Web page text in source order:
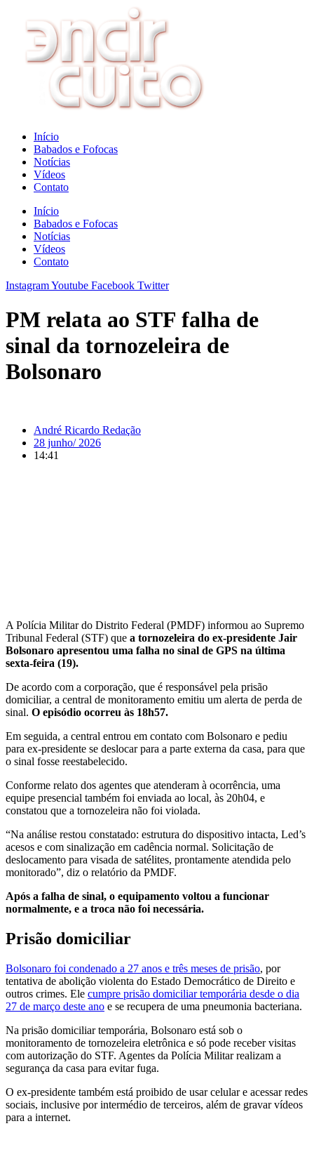
conteúdo
Início
Babados e Fofocas
Notícias
Vídeos
Contato
Início
Babados e Fofocas
Notícias
Vídeos
Contato
InstagramYoutube Facebook Twitter
PM relata ao STF falha de
sinal da tornozeleira de
Bolsonaro
André Ricardo Redação
28 junho/ 2026
14:41
A Polícia Militar do Distrito Federal (PMDF) informou ao Supremo
Tribunal Federal (STF) que a tornozeleira do ex-presidente Jair
Bolsonaro apresentou uma falha no sinal de GPS na última
sexta-feira (19).
De acordo com a corporação, que é responsável pela prisão
domiciliar, a central de monitoramento emitiu um alerta de perda de
sinal. O episódio ocorreu às 18h57.
Em seguida, a central entrou em contato com Bolsonaro e pediu
para ex-presidente se deslocar para a parte externa da casa, para que
o sinal fosse reestabelecido.
Conforme relato dos agentes que atenderam à ocorrência, uma
equipe presencial também foi enviada ao local, às 20h04, e
constatou que a tornozeleira não foi violada.
“Na análise restou constatado: estrutura do dispositivo intacta, Led’s
acesos e com sinalização em cadência normal. Solicitação de
deslocamento para visada de satélites, prontamente atendida pelo
monitorado”, diz o relatório da PMDF.
Após a falha de sinal, o equipamento voltou a funcionar
normalmente, e a troca não foi necessária.
Prisão domiciliar
Bolsonaro foi condenado a 27 anos e três meses de prisão, por
tentativa de abolição violenta do Estado Democrático de Direito e
outros crimes. Ele cumpre prisão domiciliar temporária desde o dia
27 de março deste ano e se recupera de uma pneumonia bacteriana.
Na prisão domiciliar temporária, Bolsonaro está sob o
monitoramento de tornozeleira eletrônica e só pode receber visitas
com autorização do STF. Agentes da Polícia Militar realizam a
segurança da casa para evitar fuga.
O ex-presidente também está proibido de usar celular e acessar redes
sociais, inclusive por intermédio de terceiros, além de gravar vídeos
para a internet.